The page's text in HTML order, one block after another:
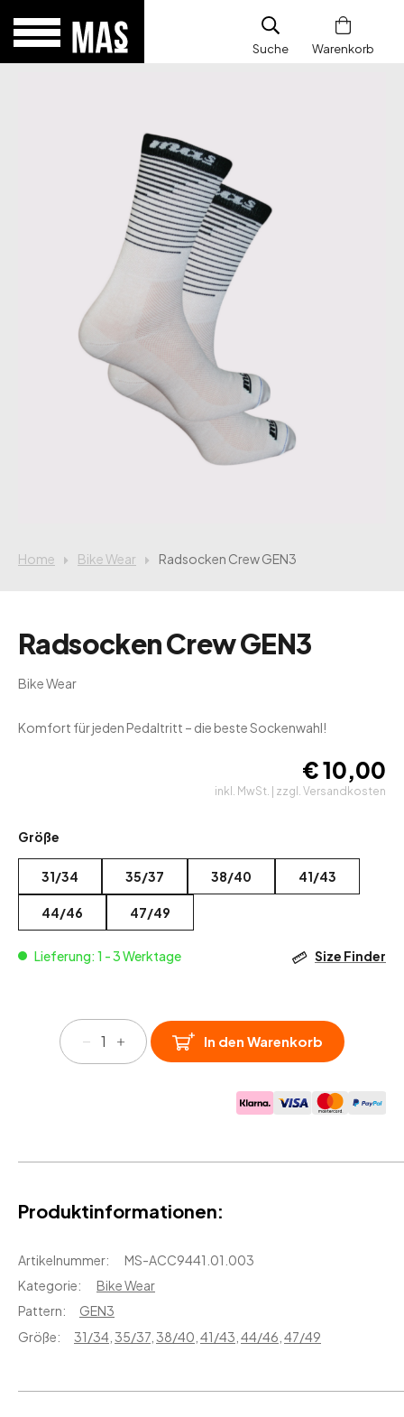
Suche Warenkorb
Home Bike Wear Radsocken Crew GEN3
Radsocken Crew GEN3
Bike Wear
Komfort für jeden Pedaltritt – die beste Sockenwahl!
€10,00
inkl. MwSt. | zzgl. Versandkosten
Größe
31/34 35/37 38/40 41/43
44/46 47/49
Lieferung: 1 - 3 Werktage Size Finder
Radsocken
Crew
In den Warenkorb
Produktinformationen:
Artikelnummer:
MS-ACC9441.01.003
Kategorie:
Bike Wear
Pattern:
GEN3
Größe:
31/34 35/37 38/40 41/43 44/46 47/49